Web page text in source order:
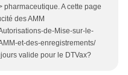
pharmaceutique. A cette page
des AMM
de-Mise-sur-le-
et-des-enregistrements/
valide pour le DTVax?